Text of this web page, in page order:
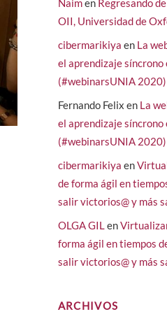
Naimen Regresando
OII, Universidad de
cibermarikiya en La
el aprendizaje síncrono
(#webinarsUNIA 2020)
Fernando Felix en La
el aprendizaje síncrono
(#webinarsUNIA 2020)
cibermarikiya en
de forma ágil en
salir victorios@ y más
OLGA GILen
forma ágil en tiempos
salir victorios@ y más
ARCHIVOS